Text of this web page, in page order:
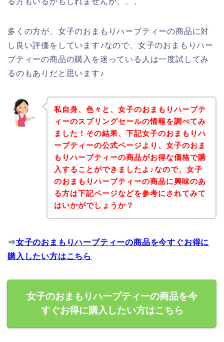
多くの方が、女子のおまもりハーブティーの商品に対
し良い評価をしています♪なので、女子のおまもりハー
ブティーの商品の購入を迷っている人は一度試してみ
るのもありだと思います♪
私自身、色々と、女子のおまもりハーブテ
ィーのスプリングセールの情報を調べてみ
ました！その結果、下記女子のおまもりハ
ーブティーの公式ページより、女子のおま
もりハーブティーの商品がお得な価格で購
入することができましたよ♪なので、女子
のおまもりハーブティーの商品に興味のあ
る方は下記ページなどを参考にされてみて
はいかがでしょうか？
⇒女子のおまもりハーブティーの商品を今すぐお得に
購入したい方はこちら
女子のおまもりハーブティーの商品を今
すぐお得に購入したい方はこちら